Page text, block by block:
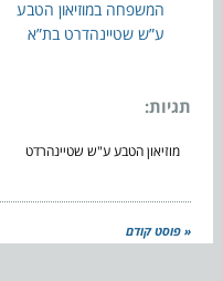
המשפחה במוזיאון הטבע
ע”ש שטיינהדרט בת”א
תגיות:
מוזיאון הטבע ע"ש שטיינהרדט
« פוסט קודם